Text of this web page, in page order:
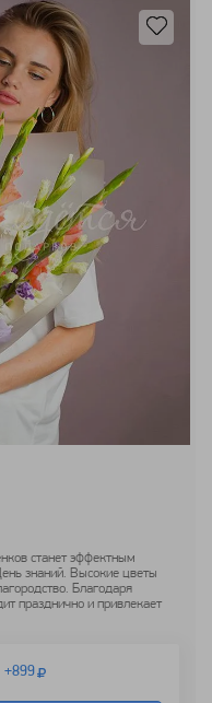
станет эффектным
знаний. Высокие цветы
Благодаря
празднично и привлекает
+899